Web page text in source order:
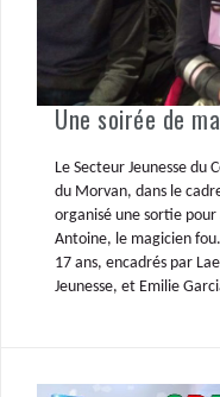
Une soirée de
Le Secteur Jeunesse du
du Morvan, dans le
organisé une sortie pour
Antoine, le magicien
17 ans, encadrés par
Jeunesse, et Emilie